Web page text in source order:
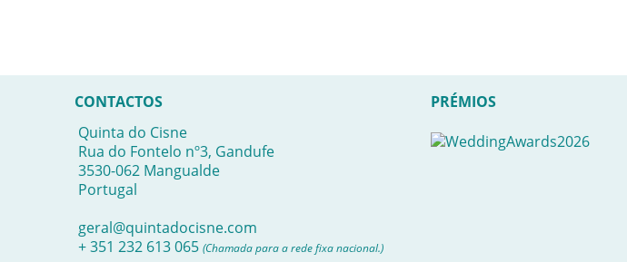
CONTACTOS
Quinta do Cisne
Rua do Fontelo nº3, Gandufe
3530-062 Mangualde
Portugal
geral@quintadocisne.com
+ 351 232 613 065 (Chamada para a rede fixa nacional.)
PRÉMIOS